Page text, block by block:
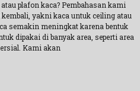
plafon kaca? Pembahasan kami
yakni kaca untuk ceiling atau
semakin meningkat karena bentuk
dipakai di banyak area, seperti area
Kami akan